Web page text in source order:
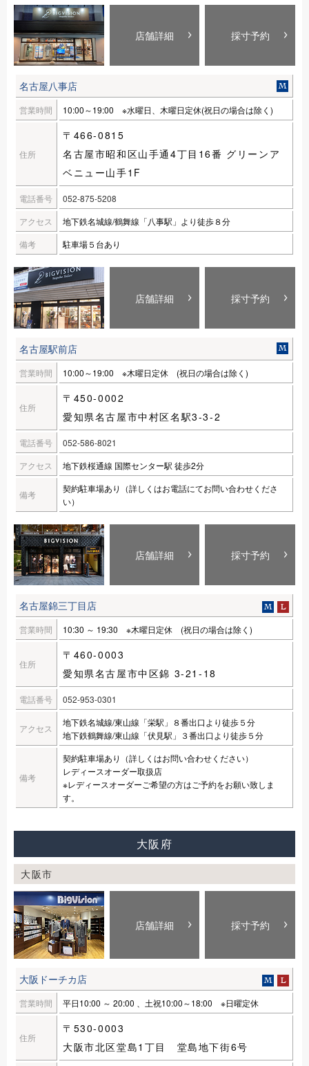
名古屋八事店
営業時間 10:00～19:00 ※水曜日、木曜日定休(祝日の場合は除く)
住所
〒466-0815
名古屋市昭和区山手通4丁目16番 グリーンア
ベニュー山手1F
電話番号
052-875-5208
アクセス
地下鉄名城線/鶴舞線「八事駅」より徒歩８分
備考
駐車場５台あり
店舗詳細 採寸予約
名古屋駅前店
営業時間 10:00～19:00 ※木曜日定休 (祝日の場合は除く)
住所
〒450-0002
愛知県名古屋市中村区名駅3-3-2
電話番号
052-586-8021
アクセス
地下鉄桜通線 国際センター駅 徒歩2分
備考
契約駐車場あり（詳しくはお電話にてお問い合わせくださ
い）
店舗詳細 採寸予約
名古屋錦三丁目店
営業時間 10:30 ～ 19:30 ※木曜日定休 (祝日の場合は除く)
住所
〒460-0003
愛知県名古屋市中区錦 3-21-18
電話番号 052-953-0301
アクセス
地下鉄名城線/東山線「栄駅」８番出口より徒歩５分
地下鉄鶴舞線/東山線「伏見駅」３番出口より徒歩５分
備考
契約駐車場あり（詳しくはお問い合わせください）
レディースオーダー取扱店
※レディースオーダーご希望の方はご予約をお願い致しま
す。
店舗詳細 採寸予約
大阪府
大阪市
大阪ドーチカ店
営業時間 平日10:00 ～ 20:00 、土祝10:00～18:00 ※日曜定休
住所
〒530-0003
大阪市北区堂島1丁目 堂島地下街6号
店舗詳細 採寸予約